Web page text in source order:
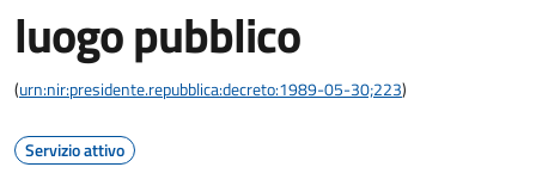
luogo pubblico
(urn:nir:presidente.repubblica:decreto:1989-05-30;223)
Servizio attivo